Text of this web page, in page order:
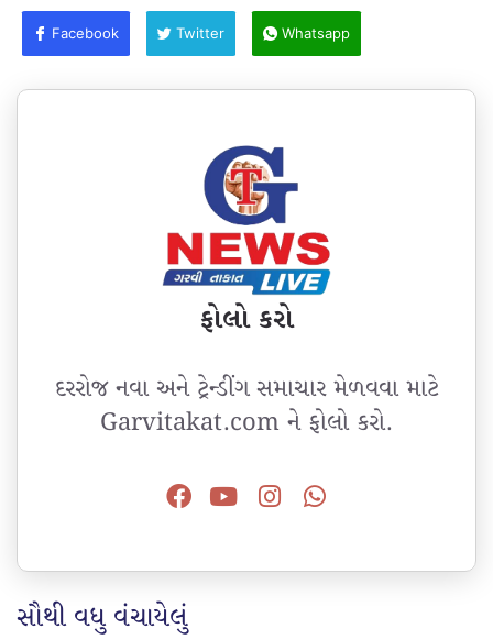
Facebook Twitter Whatsapp
ફોલો કરો
દરરોજ નવા અને ટ્રેન્ડીંગ સમાચાર મેળવવા માટે
Garvitakat.com ને ફોલો કરો.
સૌથી વધુ વંચાયેલું